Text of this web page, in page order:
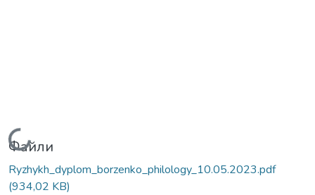
Вантажиться...
Файли
Ryzhykh_dyplom_borzenko_philology_10.05.2023.pdf
(934,02 KB)